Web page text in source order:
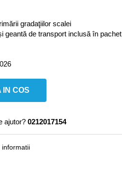
gradaţiilor scalei
geantă de transport inclusă în pachet
IN COS
ajutor? 0212017154
informatii